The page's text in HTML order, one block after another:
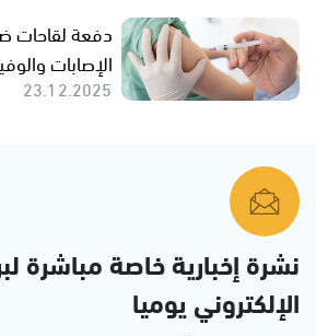
دفعة لقاحات
الإصابات
23.12.2025
نشرة إخبارية خاصة مباشرة
الإلكتروني يوميا